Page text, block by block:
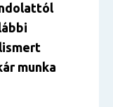
munka